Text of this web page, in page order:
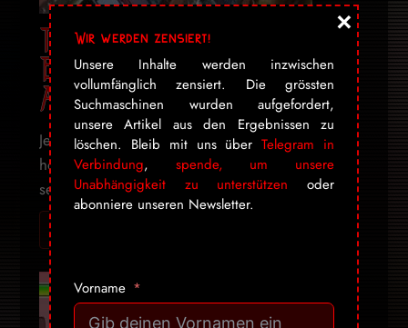
Traumberuf Klickfarmer:
Ein ganz normaler
Arbeitsplatz in China
Je öfter eine App heruntergeladen wird, desto
höher ist ihr Ranking und desto mehr Menschen
sehen sie und desto mehr ...
Wir werden zensiert!
Unsere Inhalte werden inzwischen
vollumfänglich zensiert. Die grössten
Suchmaschinen wurden aufgefordert,
unsere Artikel aus den Ergebnissen zu
löschen. Bleib mit uns überTelegram in
Verbindung, spende, um unsere
Unabhängigkeit zu unterstützen oder
abonniere unseren Newsletter.
Vorname
×